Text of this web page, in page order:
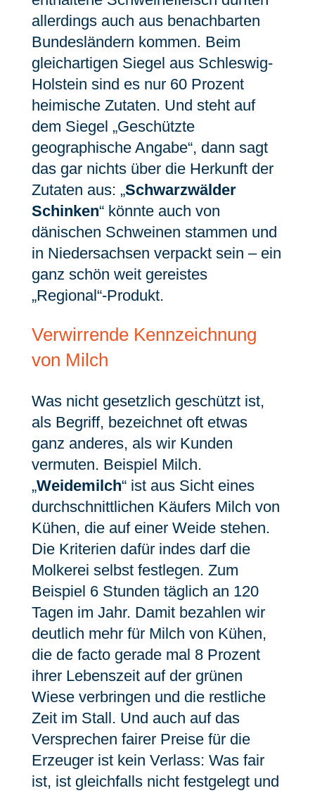
allerdings auch aus benachbarten
Bundesländern kommen. Beim
gleichartigen Siegel aus Schleswig-
Holstein sind es nur 60 Prozent
heimische Zutaten. Und steht auf
dem Siegel „Geschützte
geographische Angabe“, dann sagt
das gar nichts über die Herkunft der
Zutaten aus: „Schwarzwälder
Schinken“ könnte auch von
dänischen Schweinen stammen und
in Niedersachsen verpackt sein – ein
ganz schön weit gereistes
„Regional“-Produkt.
Verwirrende Kennzeichnung
von Milch
Was nicht gesetzlich geschützt ist,
als Begriff, bezeichnet oft etwas
ganz anderes, als wir Kunden
vermuten. Beispiel Milch.
„Weidemilch“ ist aus Sicht eines
durchschnittlichen Käufers Milch von
Kühen, die auf einer Weide stehen.
Die Kriterien dafür indes darf die
Molkerei selbst festlegen. Zum
Beispiel 6 Stunden täglich an 120
Tagen im Jahr. Damit bezahlen wir
deutlich mehr für Milch von Kühen,
die de facto gerade mal 8 Prozent
ihrer Lebenszeit auf der grünen
Wiese verbringen und die restliche
Zeit im Stall. Und auch auf das
Versprechen fairer Preise für die
Erzeuger ist kein Verlass: Was fair
ist, ist gleichfalls nicht festgelegt und